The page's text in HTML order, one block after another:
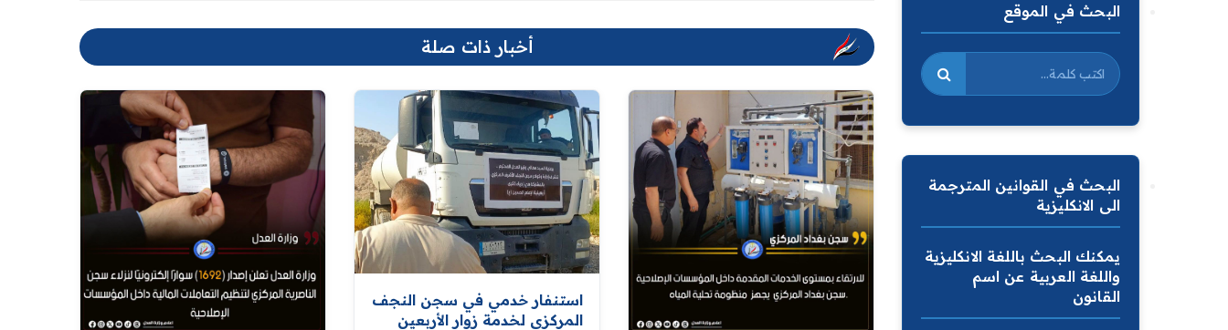
أخبار ذات صلة
استنفار خدمي في سجن النجف
المركزي لخدمة زوار الأربعين
البحث في الموقع
البحث في القوانين المترجمة
الى الانكليزية
يمكنك البحث باللغة الانكليزية
واللغة العربية عن اسم
القانون